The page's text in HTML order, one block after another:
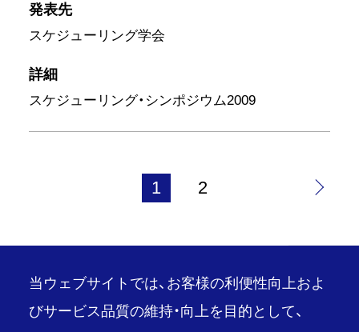
発表先
スケジューリング学会
詳細
スケジューリング・シンポジウム2009
1 2
当ウェブサイトでは、お客様の利便性向上およ
びサービス品質の維持・向上を目的として、